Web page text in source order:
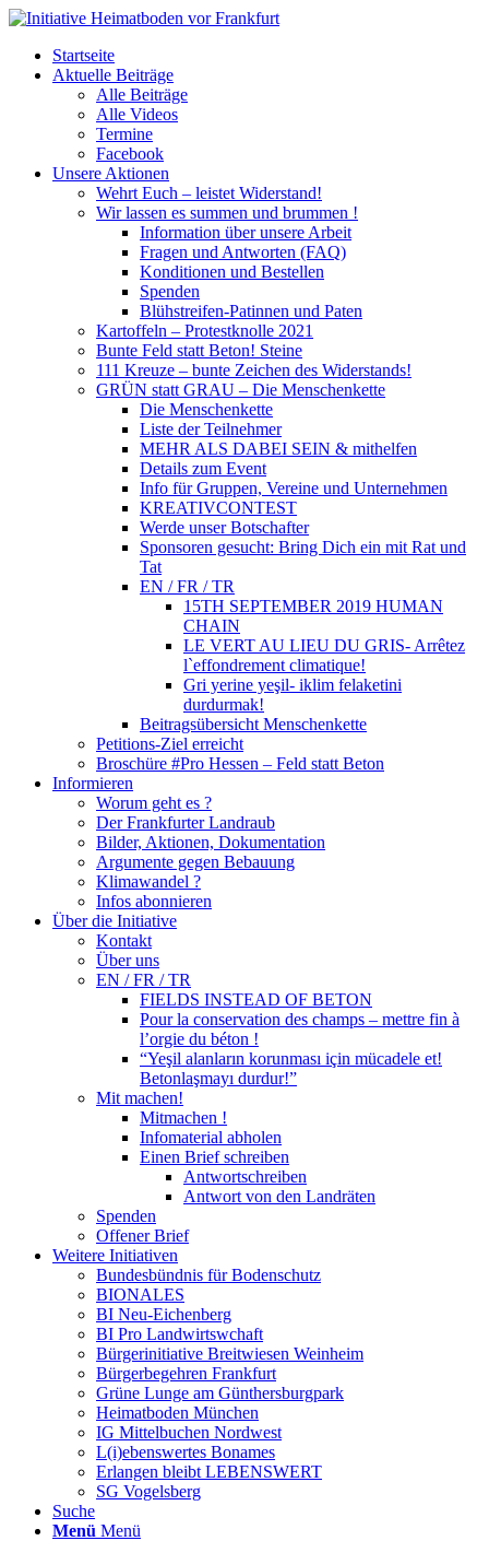
Startseite
Aktuelle Beiträge
Alle Beiträge
Alle Videos
Termine
Facebook
Unsere Aktionen
Wehrt Euch – leistet Widerstand!
Wir lassen es summen und brummen !
Information über unsere Arbeit
Fragen und Antworten (FAQ)
Konditionen und Bestellen
Spenden
Blühstreifen-Patinnen und Paten
Kartoffeln – Protestknolle 2021
Bunte Feld statt Beton! Steine
111 Kreuze – bunte Zeichen des Widerstands!
GRÜN statt GRAU – Die Menschenkette
Die Menschenkette
Liste der Teilnehmer
MEHR ALS DABEI SEIN & mithelfen
Details zum Event
Info für Gruppen, Vereine und Unternehmen
KREATIVCONTEST
Werde unser Botschafter
Sponsoren gesucht: Bring Dich ein mit Rat und
Tat
EN / FR / TR
15TH SEPTEMBER 2019 HUMAN
CHAIN
LE VERT AU LIEU DU GRIS- Arrêtez
l`effondrement climatique!
Gri yerine yeşil- iklim felaketini
durdurmak!
Beitragsübersicht Menschenkette
Petitions-Ziel erreicht
Broschüre #Pro Hessen – Feld statt Beton
Informieren
Worum geht es ?
Der Frankfurter Landraub
Bilder, Aktionen, Dokumentation
Argumente gegen Bebauung
Klimawandel ?
Infos abonnieren
Über die Initiative
Kontakt
Über uns
EN / FR / TR
FIELDS INSTEAD OF BETON
Pour la conservation des champs – mettre fin à
l’orgie du béton !
“Yeşil alanların korunması için mücadele et!
Betonlaşmayı durdur!”
Mit machen!
Mitmachen !
Infomaterial abholen
Einen Brief schreiben
Antwortschreiben
Antwort von den Landräten
Spenden
Offener Brief
Weitere Initiativen
Bundesbündnis für Bodenschutz
BIONALES
BI Neu-Eichenberg
BI Pro Landwirtswchaft
Bürgerinitiative Breitwiesen Weinheim
Bürgerbegehren Frankfurt
Grüne Lunge am Günthersburgpark
Heimatboden München
IG Mittelbuchen Nordwest
L(i)ebenswertes Bonames
Erlangen bleibt LEBENSWERT
SG Vogelsberg
Suche
Menü Menü